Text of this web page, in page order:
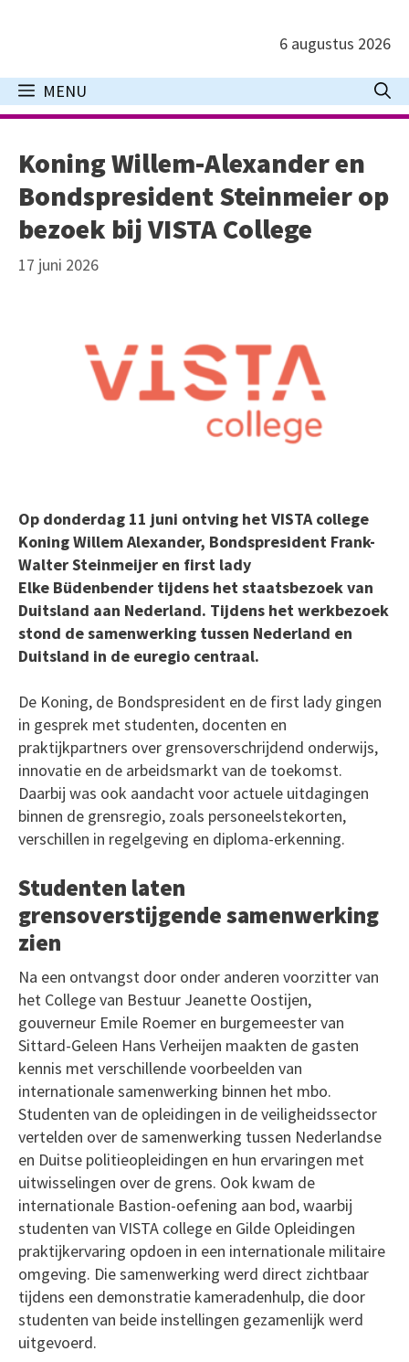
inhoud
6 augustus 2026
MENU
Koning Willem-Alexander en
Bondspresident Steinmeier op
bezoek bij VISTA College
17 juni 2026
Op donderdag 11 juni ontving het VISTA college
Koning Willem Alexander, Bondspresident Frank-
Walter Steinmeijer en first lady
Elke Büdenbender tijdens het staatsbezoek van
Duitsland aan Nederland. Tijdens het werkbezoek
stond de samenwerking tussen Nederland en
Duitsland in de euregio centraal.
De Koning, de Bondspresident en de first lady gingen
in gesprek met studenten, docenten en
praktijkpartners over grensoverschrijdend onderwijs,
innovatie en de arbeidsmarkt van de toekomst.
Daarbij was ook aandacht voor actuele uitdagingen
binnen de grensregio, zoals personeelstekorten,
verschillen in regelgeving en diploma-erkenning.
Studenten laten
grensoverstijgende samenwerking
zien
Na een ontvangst door onder anderen voorzitter van
het College van Bestuur Jeanette Oostijen,
gouverneur Emile Roemer en burgemeester van
Sittard-Geleen Hans Verheijen maakten de gasten
kennis met verschillende voorbeelden van
internationale samenwerking binnen het mbo.
Studenten van de opleidingen in de veiligheidssector
vertelden over de samenwerking tussen Nederlandse
en Duitse politieopleidingen en hun ervaringen met
uitwisselingen over de grens. Ook kwam de
internationale Bastion-oefening aan bod, waarbij
studenten van VISTA college en Gilde Opleidingen
praktijkervaring opdoen in een internationale militaire
omgeving. Die samenwerking werd direct zichtbaar
tijdens een demonstratie kameradenhulp, die door
studenten van beide instellingen gezamenlijk werd
uitgevoerd.